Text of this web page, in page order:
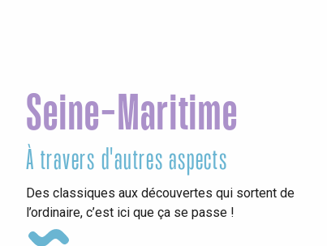
Seine-Maritime
À travers d'autres aspects
Des classiques aux découvertes qui sortent de
l’ordinaire, c’est ici que ça se passe !